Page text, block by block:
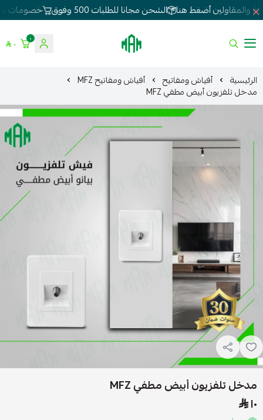
والمقاولين أضغط هنا الشحن مجانا للطلبات 500 وفوق خصومات تصل
الموسى للإنارة
٠ ٠
الرئيسية أفياش ومفاتيح أفياش ومفاتيح MFZ
مدخل تلفزيون أبيض مطفي MFZ
مدخل تلفزيون أبيض مطفي MFZ
١٠